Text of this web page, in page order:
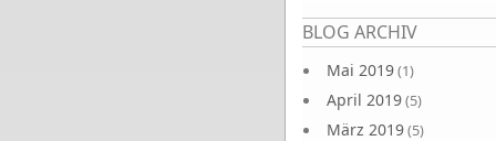
BLOG ARCHIV
Mai 2019(1)
April 2019(5)
März 2019(5)
Seiten